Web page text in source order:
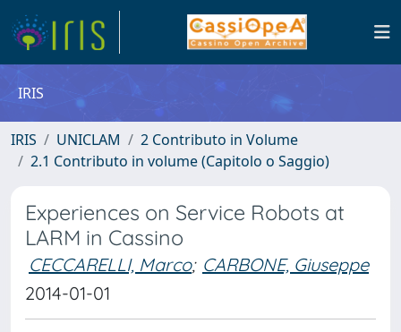
IRIS
IRIS UNICLAM
2 Contributo in Volume
2.1 Contributo in volume (Capitolo o Saggio)
Experiences on Service Robots at
LARM in Cassino
CECCARELLI, Marco; CARBONE, Giuseppe
2014-01-01